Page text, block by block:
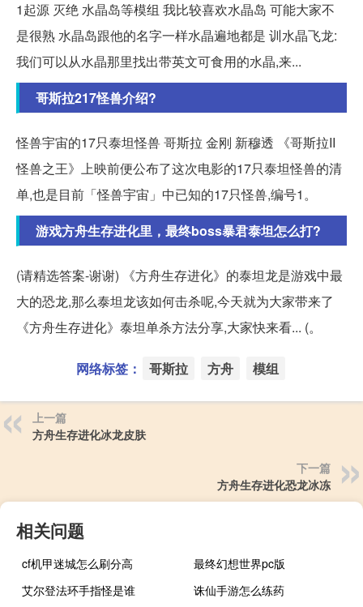
1起源 灭绝 水晶岛等模组 我比较喜欢水晶岛 可能大家不
是很熟 水晶岛跟他的名字一样水晶遍地都是 训水晶飞龙:
我们可以从水晶那里找出带英文可食用的水晶,来...
哥斯拉217怪兽介绍?
怪兽宇宙的17只泰坦怪兽 哥斯拉 金刚 新穆透 《哥斯拉II
怪兽之王》上映前便公布了这次电影的17只泰坦怪兽的清
单,也是目前「怪兽宇宙」中已知的17只怪兽,编号1。
游戏方舟生存进化里，最终boss暴君泰坦怎么打?
(请精选答案-谢谢) 《方舟生存进化》的泰坦龙是游戏中最
大的恐龙,那么泰坦龙该如何击杀呢,今天就为大家带来了
《方舟生存进化》泰坦单杀方法分享,大家快来看... (。
网络标签： 哥斯拉 方舟 模组
上一篇
方舟生存进化冰龙皮肤
下一篇
方舟生存进化恐龙冰冻
相关问题
cf机甲迷城怎么刷分高
最终幻想世界pc版
艾尔登法环手指怪是谁
诛仙手游怎么练药